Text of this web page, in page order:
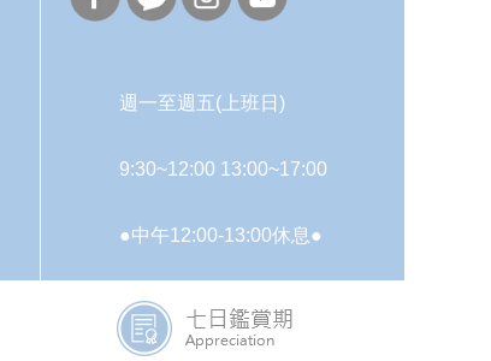
週一至週五(上班日)
9:30~12:00 13:00~17:00
●中午12:00-13:00休息●